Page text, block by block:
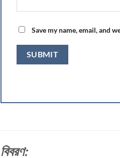
Save my name, email, and
বিবরণ: